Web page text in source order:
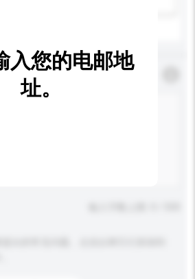
* 必须填写
入您的电邮地
址。